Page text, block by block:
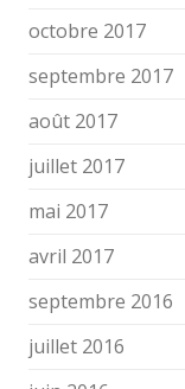
octobre 2017
septembre 2017
août 2017
juillet 2017
mai 2017
avril 2017
septembre 2016
juillet 2016